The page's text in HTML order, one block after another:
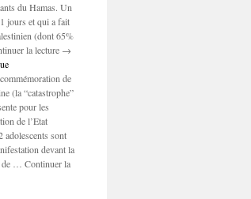
du Hamas. Un
jours et qui a fait
(dont 65%
la lecture →
de
(la “catastrophe”
pour les
de l’Etat
adolescents sont
devant la
de … Continuer la